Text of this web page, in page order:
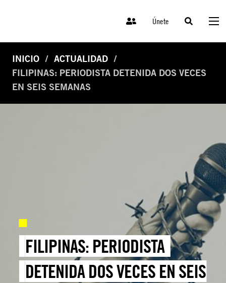
Únete
INICIO
ACTUALIDAD
FILIPINAS: PERIODISTA DETENIDA DOS VECES
EN SEIS SEMANAS
FILIPINAS: PERIODISTA
DETENIDA DOS VECES EN SEIS